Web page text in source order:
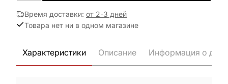
Время доставки: от 2-3 дней
Товара нет ни в одном магазине
Характеристики Описание Информация о